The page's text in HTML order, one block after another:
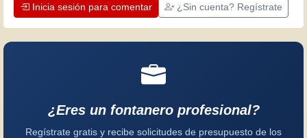
Inicia sesión para comentar ¿Sin cuenta? Regístrate
¿Eres un fontanero profesional?
Regístrate gratis y recibe solicitudes de presupuesto de los